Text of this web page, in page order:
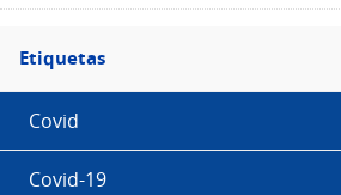
Filtro
Etiquetas
Etiquetas
Covid
Covid-19